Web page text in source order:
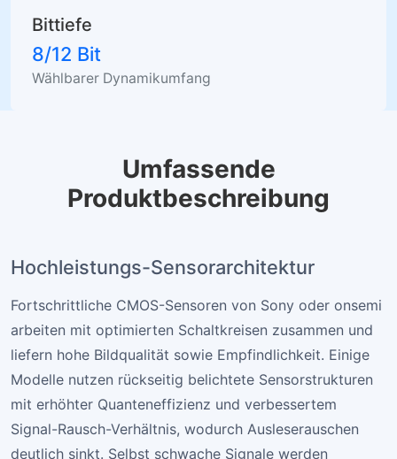
Bittiefe
8/12 Bit
Wählbarer Dynamikumfang
Umfassende
Produktbeschreibung
Hochleistungs-Sensorarchitektur
Fortschrittliche CMOS-Sensoren von Sony oder onsemi
arbeiten mit optimierten Schaltkreisen zusammen und
liefern hohe Bildqualität sowie Empfindlichkeit. Einige
Modelle nutzen rückseitig belichtete Sensorstrukturen
mit erhöhter Quanteneffizienz und verbessertem
Signal-Rausch-Verhältnis, wodurch Ausleserauschen
deutlich sinkt. Selbst schwache Signale werden